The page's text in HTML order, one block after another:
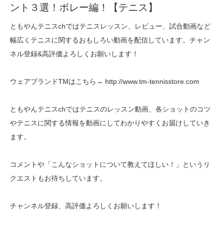
ント３選！ボレー編！【テニス】
ともやんテニスchではテニスレッスン、レビュー、試合動画など
幅広くテニスに関するおもしろい動画を配信しています。チャン
ネル登録&高評価よろしくお願いします！
ウェアブランドTMはこちら→ http://www.tm-tennisstore.com
ともやんテニスchではテニスのレッスン動画、各ショットのコツ
やテニスに関する情報を動画にしてわかりやすくお届けしていき
ます。
コメントや「こんなショットについて教えてほしい！」というリ
クエストもお待ちしています。
チャンネル登録、高評価よろしくお願いします！